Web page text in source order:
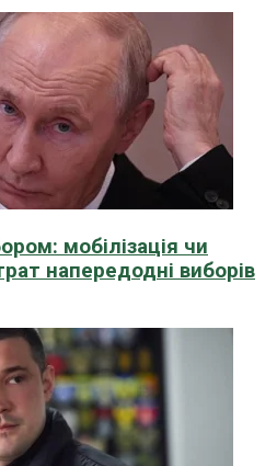
мобілізація чи
напередодні виборів